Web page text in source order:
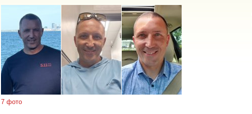
7 фото